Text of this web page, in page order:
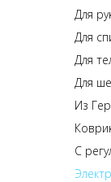
Для
Для
Для
Для
Из
С